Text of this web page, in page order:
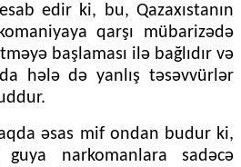
edir ki, bu, Qazaxıstanın
qarşı mübarizədə
başlaması ilə bağlıdır və
hələ də yanlış təsəvvürlər
əsas mif ondan budur ki,
narkomanlara sadəcə